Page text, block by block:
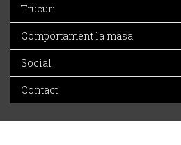
Trucuri
Comportament la masa
Social
Contact